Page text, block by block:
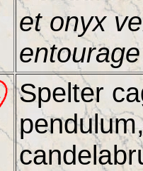
et onyx
Spelter